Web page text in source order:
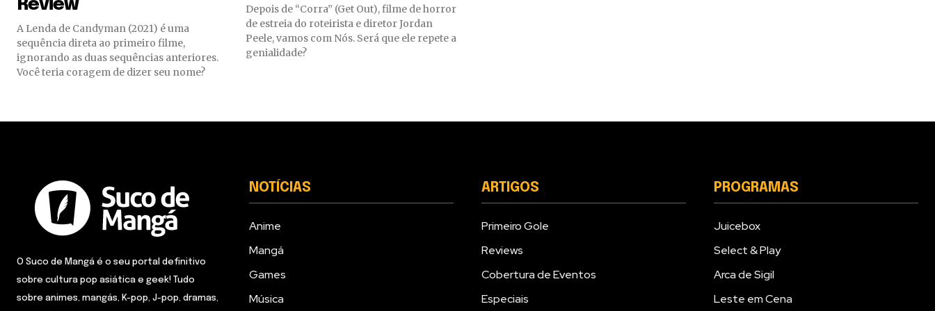
Review
A Lenda de Candyman (2021) é uma
sequência direta ao primeiro filme,
ignorando as duas sequências anteriores.
Você teria coragem de dizer seu nome?
Depois de “Corra” (Get Out), filme de horror
de estreia do roteirista e diretor Jordan
Peele, vamos com Nós. Será que ele repete a
genialidade?
O Suco de Mangá é o seu portal definitivo
sobre cultura pop asiática e geek! Tudo
sobre animes, mangás, K-pop, J-pop, dramas,
NOTÍCIAS
Anime
Mangá
Games
Música
ARTIGOS
Primeiro Gole
Reviews
Cobertura de Eventos
Especiais
PROGRAMAS
Juicebox
Select & Play
Arca de Sigil
Leste em Cena